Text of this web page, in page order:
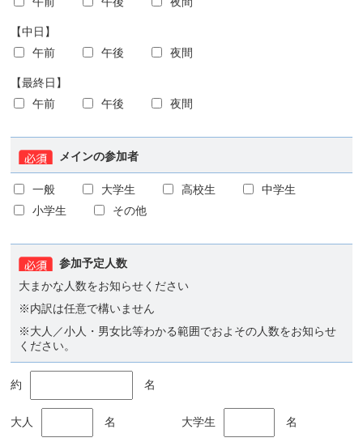
【中日】
午前
午後 夜間
【最終日】
午前
午後 夜間
メインの参加者
一般 大学生 高校生
中学生
小学生
その他
参加予定人数
大まかな人数をお知らせください
※内訳は任意で構いません
※大人／小人・男女比等わかる範囲でおよその人数をお知らせ
ください。
約 名
大人 名 大学生 名